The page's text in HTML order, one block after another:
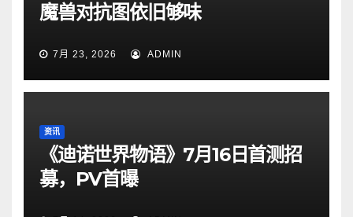
魔兽对抗图依旧够味
7月 23, 2026 ADMIN
资讯
《迪诺世界物语》7月16日首测招
募，PV首曝